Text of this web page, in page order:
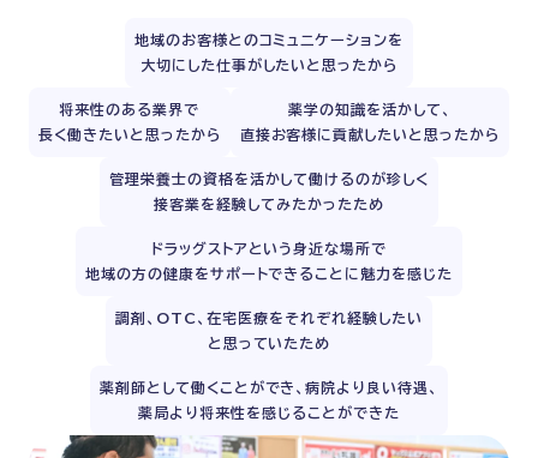
地域のお客様とのコミュニケーションを
大切にした仕事がしたいと思ったから
将来性のある業界で
長く働きたいと思ったから
薬学の知識を活かして、
直接お客様に貢献したいと思ったから
管理栄養士の資格を活かして働けるのが珍しく
接客業を経験してみたかったため
ドラッグストアという身近な場所で
地域の方の健康をサポートできることに魅力を感じた
調剤、OTC、在宅医療をそれぞれ経験したい
と思っていたため
薬剤師として働くことができ、病院より良い待遇、
薬局より将来性を感じることができた